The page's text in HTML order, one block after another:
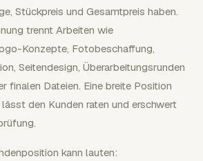
Stückpreis und Gesamtpreis haben.
trennt Arbeiten wie
Konzepte, Fotobeschaffung,
Seitendesign, Überarbeitungsrunden
finalen Dateien. Eine breite Position
den Kunden raten und erschwert
kann lauten: